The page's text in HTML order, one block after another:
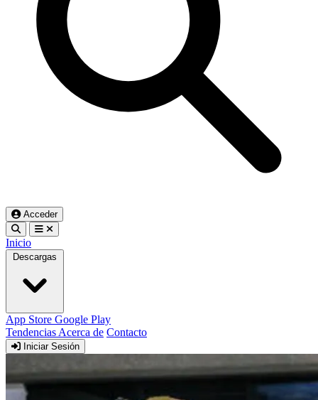
Acceder
Inicio
Descargas
App Store Google Play
Tendencias Acerca de Contacto
Iniciar Sesión